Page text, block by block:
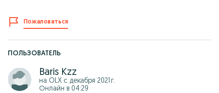
стоимости товара
-Instagram: Baris.kzz
-Kaspi рассрочка, Red
-Доставка по городу Шымкент бесплатно
-Самовызов: Жандарбекова 93
Пожаловаться
ПОЛЬЗОВАТЕЛЬ
Baris Kzz
на OLX с декабря 2021 г.
Онлайн в 04:29